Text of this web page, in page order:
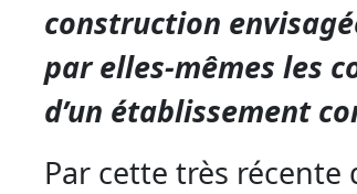
construction
par elles-mêmes les
d’un établissement
Par cette très récente